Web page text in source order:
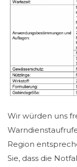
Wir würden uns
Region
Sie, dass die